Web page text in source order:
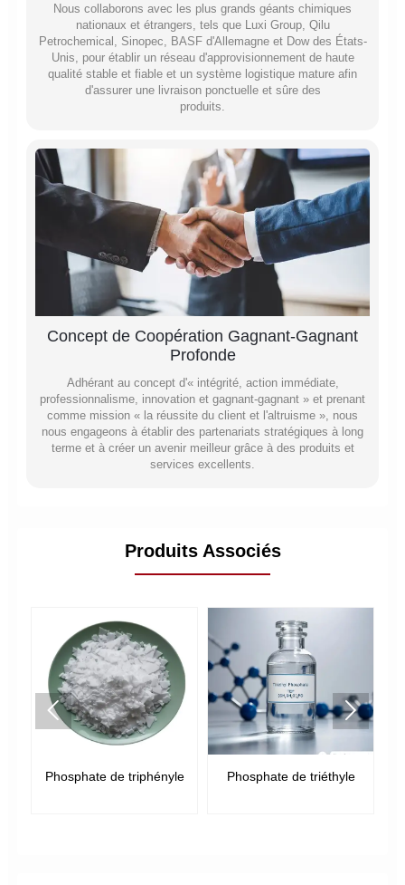
Nous collaborons avec les plus grands géants chimiques
nationaux et étrangers, tels que Luxi Group, Qilu
Petrochemical, Sinopec, BASF d'Allemagne et Dow des États-
Unis, pour établir un réseau d'approvisionnement de haute
qualité stable et fiable et un système logistique mature afin
d'assurer une livraison ponctuelle et sûre des
produits.
Concept de Coopération Gagnant-Gagnant
Profonde
Adhérant au concept d'« intégrité, action immédiate,
professionnalisme, innovation et gagnant-gagnant » et prenant
comme mission « la réussite du client et l'altruisme », nous
nous engageons à établir des partenariats stratégiques à long
terme et à créer un avenir meilleur grâce à des produits et
services excellents.
Produits Associés
Phosphate de triphényle Phosphate de triéthyle
 